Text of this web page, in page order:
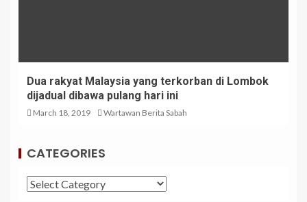
Dua rakyat Malaysia yang terkorban di Lombok
dijadual dibawa pulang hari ini
March 18, 2019 Wartawan Berita Sabah
CATEGORIES